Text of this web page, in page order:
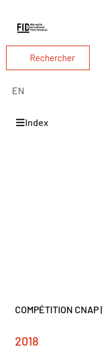
Rechercher
EN
Index
COMPÉTITION CNAP|
2018